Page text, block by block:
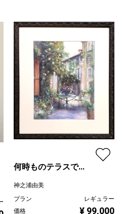
何時ものテラスで...
神之浦由美
プラン
レギュラー
価格
¥ 99,000